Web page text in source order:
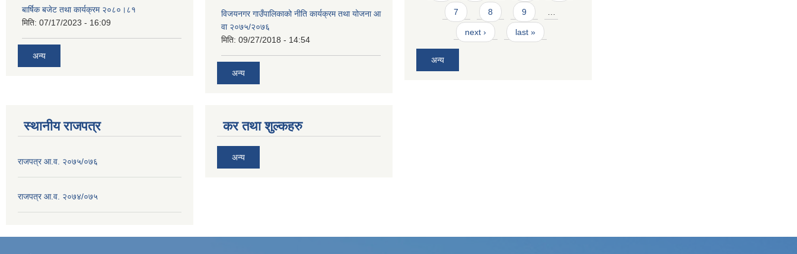
बार्षिक बजेट तथा कार्यक्रम २०८०।८१
मिति: 07/17/2023 - 16:09
अन्य
विजयनगर गाउँपालिकाको नीति कार्यक्रम तथा योजना आ
वा २०७५/२०७६
मिति: 09/27/2018 - 14:54
अन्य
7 8 9 …
next › last »
अन्य
स्थानीय राजपत्र
राजपत्र आ.व. २०७५/०७६
राजपत्र आ.व. २०७४/०७५
कर तथा शुल्कहरु
अन्य